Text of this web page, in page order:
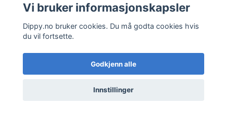
Vi bruker informasjonskapsler
Dippy.no bruker cookies. Du må godta cookies hvis
du vil fortsette.
Godkjenn alle
Innstillinger